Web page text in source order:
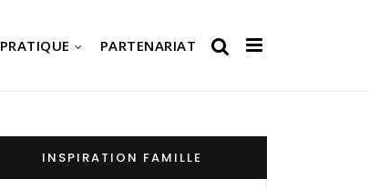
PRATIQUE PARTENARIAT
INSPIRATION FAMILLE